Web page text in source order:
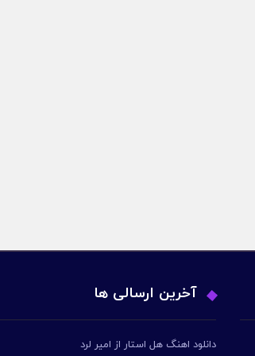
آخرین ارسالی ها
دانلود اهنگ هل استار از امیر لرد